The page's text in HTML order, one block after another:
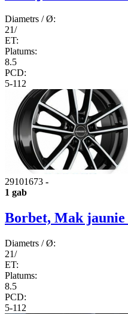
Diametrs / Ø:
21/
ET:
Platums:
8.5
PCD:
5-112
29101673 -
1 gab
Borbet, Mak
Diametrs / Ø:
21/
ET:
Platums:
8.5
PCD:
5-112